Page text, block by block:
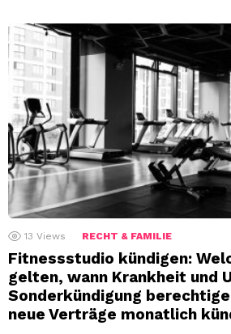
13 Views RECHT & FAMILIE
Fitnessstudio kündigen:
gelten, wann Krankheit und
Sonderkündigung
neue Verträge monatlich